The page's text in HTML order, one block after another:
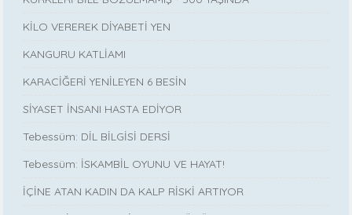
KİLO VEREREK DİYABETİ YEN
KANGURU KATLİAMI
KARACİĞERİ YENİLEYEN 6 BESİN
SİYASET İNSANI HASTA EDİYOR
Tebessüm: DİL BİLGİSİ DERSİ
Tebessüm: İSKAMBİL OYUNU VE HAYAT!
İÇİNE ATAN KADIN DA KALP RİSKİ ARTIYOR